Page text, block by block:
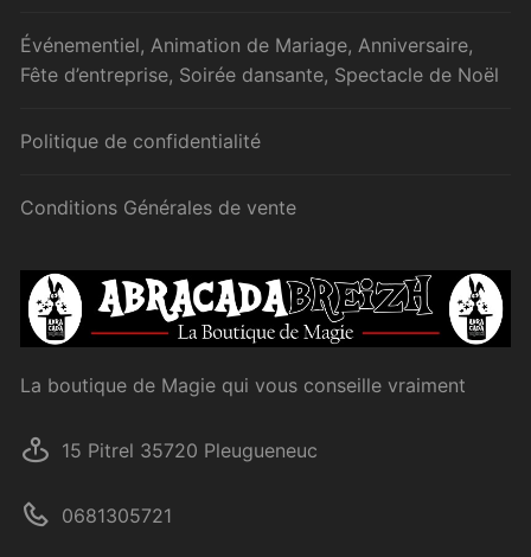
Événementiel, Animation de Mariage, Anniversaire,
Fête d’entreprise, Soirée dansante, Spectacle de Noël
Politique de confidentialité
Conditions Générales de vente
La boutique de Magie qui vous conseille vraiment
15 Pitrel 35720 Pleugueneuc
0681305721